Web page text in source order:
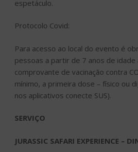
espetáculo.
Protocolo Covid:
Para acesso ao local do evento é
pessoas a partir de 7 anos de
comprovante de vacinação contra
mínimo, a primeira dose – físico ou
nos aplicativos conecte SUS).
SERVIÇO
JURASSIC SAFARI EXPERIENCE –